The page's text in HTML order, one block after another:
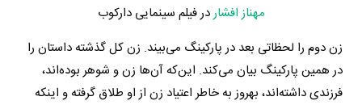
مهناز افشاردر فیلم سینمایی دارکوب
زن دوم را لحظاتی بعد در پارکینگ می‌بیند. زن کل گذشته داستان را
در همین پارکینگ بیان می‌کند. این‌که آن‌ها زن و شوهر بوده‌اند،
فرزندی داشته‌اند، بهروز به خاطر اعتیاد زن از او طلاق گرفته و اینکه